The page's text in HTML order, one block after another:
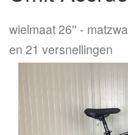
wielmaat 26''
en 21 versnellingen